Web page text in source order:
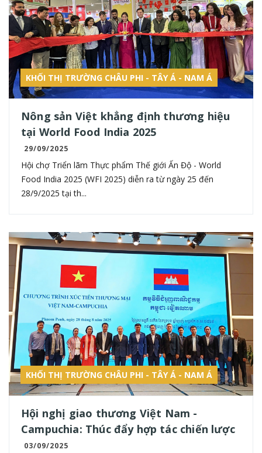
KHỐI THỊ TRƯỜNG CHÂU PHI - TÂY Á - NAM Á
Nông sản Việt khẳng định thương hiệu
tại World Food India 2025
29/09/2025
Hội chợ Triển lãm Thực phẩm Thế giới Ấn Độ - World
Food India 2025 (WFI 2025) diễn ra từ ngày 25 đến
28/9/2025 tại th...
KHỐI THỊ TRƯỜNG CHÂU PHI - TÂY Á - NAM Á
Hội nghị giao thương Việt Nam -
Campuchia: Thúc đẩy hợp tác chiến lược
03/09/2025